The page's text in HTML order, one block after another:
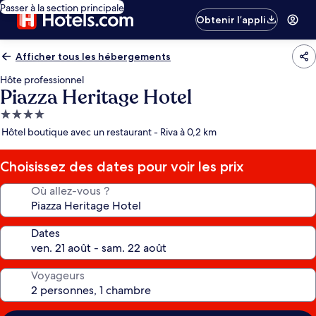
Passer à la section principale
Obtenir l’appli
Afficher tous les hébergements
Hôte professionnel
Piazza Heritage Hotel
Hébergement
4.0 étoiles
Hôtel boutique avec un restaurant - Riva à 0,2 km
Choisissez des dates pour voir les prix
Où allez-vous ?
Dates
Voyageurs